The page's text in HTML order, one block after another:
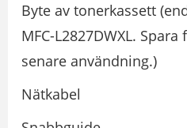
Byte av tonerkassett
MFC-L2827DWXL. Spara
senare användning.)
Nätkabel